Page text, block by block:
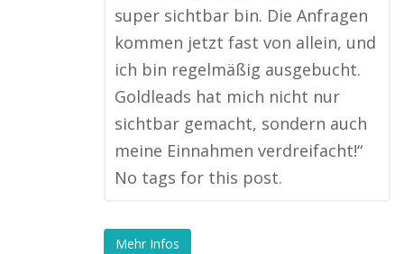
super sichtbar bin. Die Anfragen
kommen jetzt fast von allein, und
ich bin regelmäßig ausgebucht.
Goldleads hat mich nicht nur
sichtbar gemacht, sondern auch
meine Einnahmen verdreifacht!“
No tags for this post.
Mehr Infos